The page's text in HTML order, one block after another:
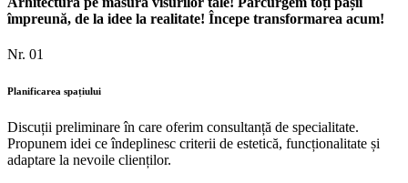
împreună, de la idee la realitate! Începe transformarea acum!
Nr. 01
Planificarea spațiului
Discuții preliminare în care oferim consultanță de specialitate.
Propunem idei ce îndeplinesc criterii de estetică, funcționalitate și
adaptare la nevoile clienților.